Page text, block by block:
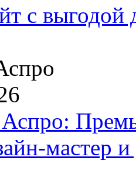
с выгодой
мастер